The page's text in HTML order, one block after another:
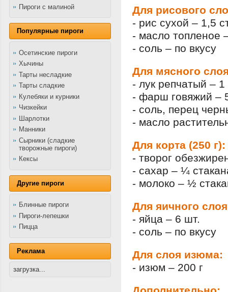
Пироги с малиной
Популярные пироги
Осетинские пироги
Хычины
Тарты несладкие
Тарты сладкие
Кулебяки и курники
Чизкейки
Шарлотки
Манники
Сырники (сладкие
творожные пироги)
Кексы
Другие пироги
Блинные пироги
Пироги-лепешки
Пицца
Реклама
загрузка...
Для рисового
- рис сухой – 1,5
- масло топленое
- соль – по вкусу
Для мясного
- лук репчатый –
- фарш говяжий –
- соль, перец
- масло
Для корта (250 г):
- творог
- сахар – ¼
- молоко – ½
Для яичного
- яйца – 6 шт.
- соль – по вкусу
Для слоя изюма:
- изюм – 200 г